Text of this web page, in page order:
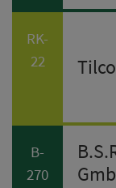
RK-
22
B-
270